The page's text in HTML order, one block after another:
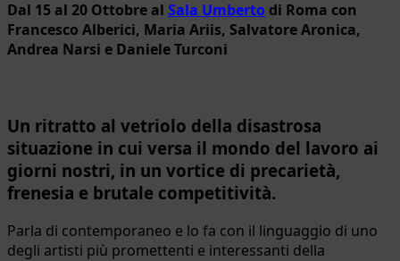
Dal 15 al 20 Ottobre al Sala Umberto di Roma con
Francesco Alberici, Maria Ariis, Salvatore Aronica,
Andrea Narsi e Daniele Turconi
Un ritratto al vetriolo della disastrosa
situazione in cui versa il mondo del lavoro ai
giorni nostri, in un vortice di precarietà,
frenesia e brutale competitività.
Parla di contemporaneo e lo fa con il linguaggio di uno
degli artisti più promettenti e interessanti della